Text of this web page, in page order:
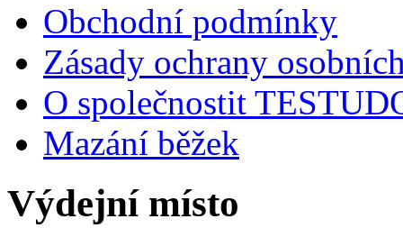
Obchodní podmínky
Zásady ochrany
O společnostit
Mazání běžek
Výdejní místo